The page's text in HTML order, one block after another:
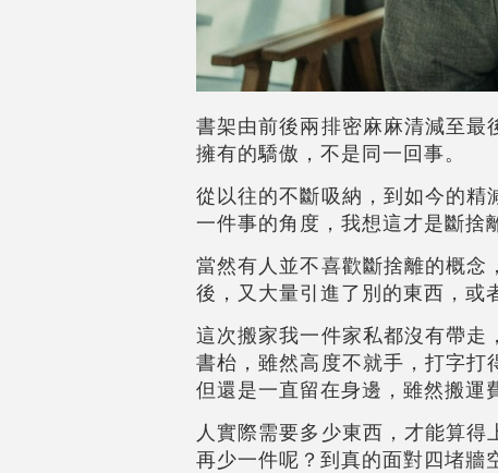
書架由前後兩排密麻麻清減至
擁有的驕傲，不是同一回事。
從以往的不斷吸納，到如今的精
一件事的角度，我想這才是斷捨
當然有人並不喜歡斷捨離的概念
後，又大量引進了別的東西，或
這次搬家我一件家私都沒有帶
書枱，雖然高度不就手，打字打
但還是一直留在身邊，雖然搬運
人實際需要多少東西，才能算得
再少一件呢？到真的面對四堵牆